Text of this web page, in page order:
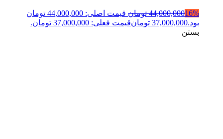
16%
44,000,000 تومان
قیمت اصلی: 44,000,000 تومان
بود.37,000,000 تومانقیمت فعلی: 37,000,000 تومان.
بستن